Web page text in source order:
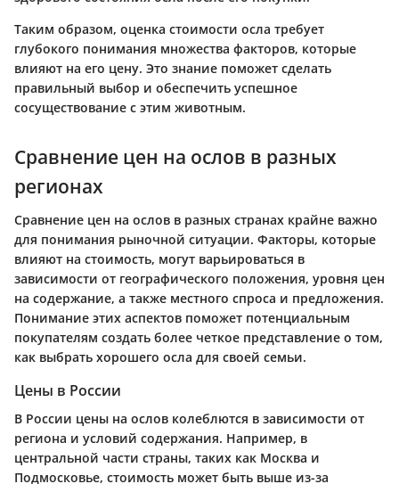
Таким образом, оценка стоимости осла требует
глубокого понимания множества факторов, которые
влияют на его цену. Это знание поможет сделать
правильный выбор и обеспечить успешное
сосуществование с этим животным.
Сравнение цен на ослов в разных
регионах
Сравнение цен на ослов в разных странах крайне важно
для понимания рыночной ситуации. Факторы, которые
влияют на стоимость, могут варьироваться в
зависимости от географического положения, уровня цен
на содержание, а также местного спроса и предложения.
Понимание этих аспектов поможет потенциальным
покупателям создать более четкое представление о том,
как выбрать хорошего осла для своей семьи.
Цены в России
В России цены на ослов колеблются в зависимости от
региона и условий содержания. Например, в
центральной части страны, таких как Москва и
Подмосковье, стоимость может быть выше из-за